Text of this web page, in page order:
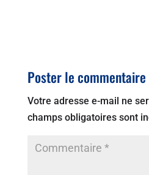
Poster le commentaire
Votre adresse e-mail ne
champs obligatoires sont